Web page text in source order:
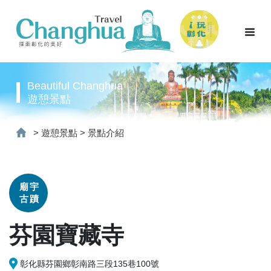
Beautiful Changhua
遊憩景點
> 遊憩景點 > 景點介紹
廟宇
古蹟
芬園寶藏寺
彰化縣芬園鄉彰南路三段135巷100號